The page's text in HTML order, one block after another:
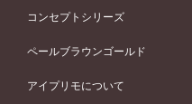
ピンクゴールド
ペールブラウンゴールド
ウェーブライン
V字ライン
ワンサイドメレ
ダブルサイドメレ
シンプル
フェミニン
50万円台～
ピンクゴールド
ペールブラウンゴールド
ウェーブライン
V字ライン
ワンメレ
シンプル
ピンクゴールド
エタニティリング一覧
アニバーサリージュエリー
アニバーサリージュエリー一覧
コンセプトシリーズ
コンセプトシリーズ
オリジンビリーフ
ペールブラウンゴールド
アイプリモについて